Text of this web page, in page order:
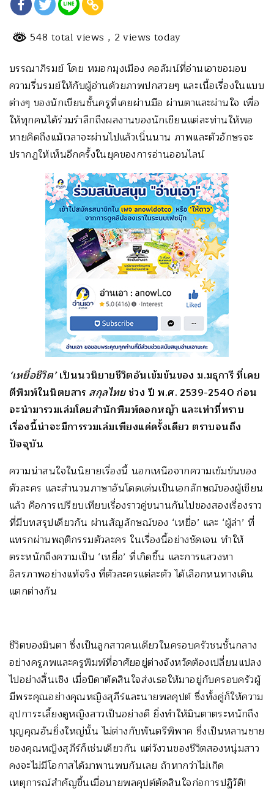
548 total views , 2 views today
บรรณาภิรมย์ โดย หมอกมุงเมือง คอลัมน์ที่อ่านเอาขอมอบ
ความรื่นรมย์ให้กับผู้อ่านด้วยภาพปกสวยๆ และเนื้อเรื่องในแบบ
ต่างๆ ของนักเขียนชั้นครูที่เคยผ่านมือ ผ่านตาและผ่านใจ เพื่อ
ให้ทุกคนได้ร่วมรำลึกถึงผลงานของนักเขียนแต่ละท่านให้พอ
หายคิดถึงแม้เวลาจะผ่านไปแล้วเนิ่นนาน ภาพและตัวอักษรจะ
ปรากฏให้เห็นอีกครั้งในยุคของการอ่านออนไลน์
‘เหยื่อชีวิต’เป็นนวนิยายชีวิตอันเข้มข้นของ ม.มธุการี ที่เคย
ตีพิมพ์ในนิตยสาร สกุลไทยช่วง ปี พ.ศ. 2539-2540 ก่อน
จะนำมารวมเล่มโดยสำนักพิมพ์ดอกหญ้า และเท่าที่ทราบ
เรื่องนี้น่าจะมีการรวมเล่มเพียงแค่ครั้งเดียว ตราบจนถึง
ปัจจุบัน
ความน่าสนใจในนิยายเรื่องนี้ นอกเหนือจากความเข้มข้นของ
ตัวละคร และสำนวนภาษาอันโดดเด่นเป็นเอกลักษณ์ของผู้เขียน
แล้ว คือการเปรียบเทียบเรื่องราวคู่ขนานกันไปของสองเรื่องราว
ที่มีบทสรุปเดียวกัน ผ่านสัญลักษณ์ของ ‘เหยื่อ’ และ ‘ผู้ล่า’ ที่
แทรกผ่านพฤติกรรมตัวละคร ในเรื่องนี้อย่างชัดเจน ทำให้
ตระหนักถึงความเป็น ‘เหยื่อ’ ที่เกิดขึ้น และการแสวงหา
อิสรภาพอย่างแท้จริง ที่ตัวละครแต่ละตัว ได้เลือกหนทางเดิน
แตกต่างกัน
ชีวิตของมินตา ซึ่งเป็นลูกสาวคนเดียวในครอบครัวชนชั้นกลาง
อย่างครูภพและครูพิมพ์ที่อาศัยอยู่ต่างจังหวัดต้องเปลี่ยนแปลง
ไปอย่างสิ้นเชิง เมื่อบิดาตัดสินใจส่งเธอให้มาอยู่กับครอบครัวผู้
มีพระคุณอย่างคุณหญิงสุภีร์และนายพลคุปต์ ซึ่งทั้งคู่ก็ให้ความ
อุปการะเลี้ยงดูหญิงสาวเป็นอย่างดี ยิ่งทำให้มินตาตระหนักถึง
บุญคุณอันยิ่งใหญ่นั้น ไม่ต่างกับพันตรีพิพาค ซึ่งเป็นหลานชาย
ของคุณหญิงสุภีร์ก็เช่นเดียวกัน แต่วังวนของชีวิตสองหนุ่มสาว
คงจะไม่มีโอกาสได้มาพานพบกันเลย ถ้าหากว่าไม่เกิด
เหตุการณ์สำคัญขึ้นเมื่อนายพลคุปต์ตัดสินใจก่อการปฏิวัติ!